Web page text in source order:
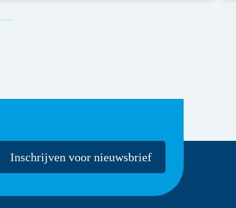
Inschrijven voor nieuwsbrief